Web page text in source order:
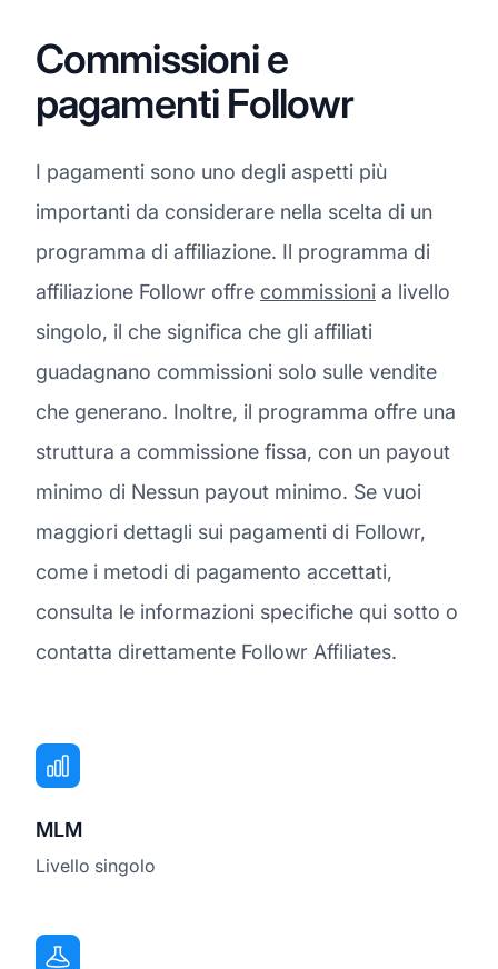
Commissioni e
pagamenti Followr
I pagamenti sono uno degli aspetti più
importanti da considerare nella scelta di un
programma di affiliazione. Il programma di
affiliazione Followr offre commissioni a livello
singolo, il che significa che gli affiliati
guadagnano commissioni solo sulle vendite
che generano. Inoltre, il programma offre una
struttura a commissione fissa, con un payout
minimo di Nessun payout minimo. Se vuoi
maggiori dettagli sui pagamenti di Followr,
come i metodi di pagamento accettati,
consulta le informazioni specifiche qui sotto o
contatta direttamente Followr Affiliates.
MLM
Livello singolo